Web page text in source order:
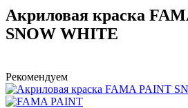
Акриловая краска
SNOW WHITE
Рекомендуем